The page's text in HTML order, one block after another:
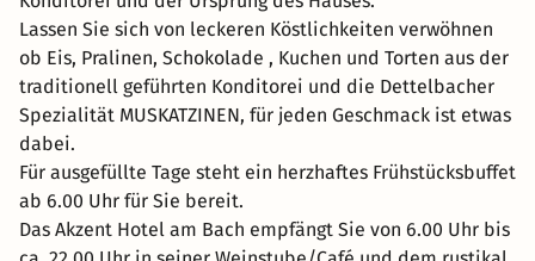
Lassen Sie sich von leckeren Köstlichkeiten verwöhnen
ob Eis, Pralinen, Schokolade , Kuchen und Torten aus der
traditionell geführten Konditorei und die Dettelbacher
Spezialität MUSKATZINEN, für jeden Geschmack ist etwas
dabei.
Für ausgefüllte Tage steht ein herzhaftes Frühstücksbuffet
ab 6.00 Uhr für Sie bereit.
Das Akzent Hotel am Bach empfängt Sie von 6.00 Uhr bis